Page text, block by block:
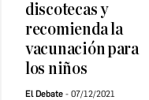
discotecas y
recomienda la
vacunación para
los niños
El Debate 07/12/2021